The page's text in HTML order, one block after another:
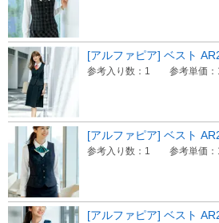
[アルファピア] ベスト
参考入り数：1 参考単価
[アルファピア] ベスト
参考入り数：1 参考単価
[アルファピア] ベスト